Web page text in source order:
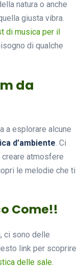
natura o anche
giusta vibra.
di musica per il
di qualche
da
a esplorare alcune
d’ambiente. Ci
atmosfere
le melodie che ti
Come!!
ci sono delle
link per scoprire
delle sale.